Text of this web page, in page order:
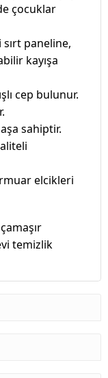
çocuklar
paneline,
kayışa
cep bulunur.
sahiptir.
elcikleri
temizlik